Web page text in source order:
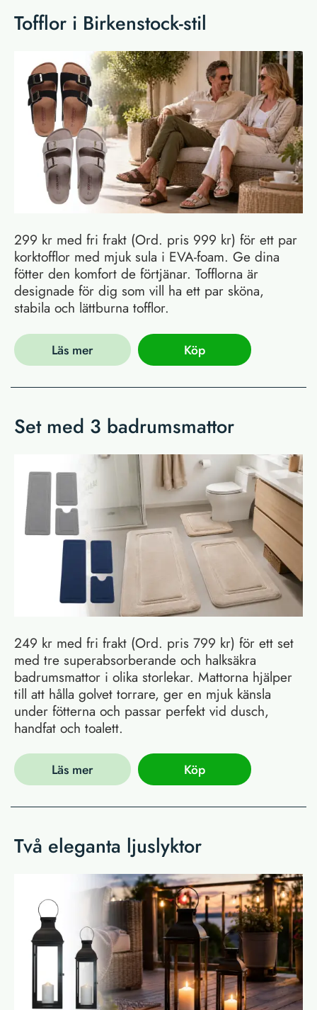
Tofflor i Birkenstock-stil
299 kr med fri frakt (Ord. pris 999 kr) för ett par
korktofflor med mjuk sula i EVA-foam. Ge dina
fötter den komfort de förtjänar. Tofflorna är
designade för dig som vill ha ett par sköna,
stabila och lättburna tofflor.
Läs mer Köp
Set med 3 badrumsmattor
249 kr med fri frakt (Ord. pris 799 kr) för ett set
med tre superabsorberande och halksäkra
badrumsmattor i olika storlekar. Mattorna hjälper
till att hålla golvet torrare, ger en mjuk känsla
under fötterna och passar perfekt vid dusch,
handfat och toalett.
Läs mer Köp
Två eleganta ljuslyktor